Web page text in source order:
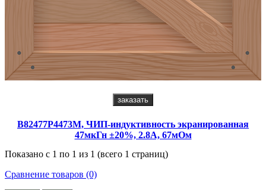
заказать
B82477P4473M, ЧИП-индуктивность экранированная
47мкГн ±20%, 2.8A, 67мОм
Показано с 1 по 1 из 1 (всего 1 страниц)
Сравнение товаров (0)